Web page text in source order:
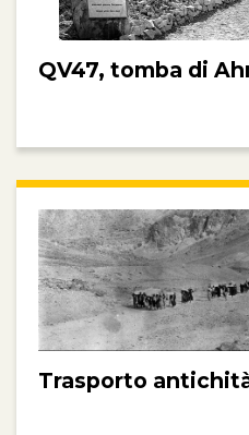
QV47, tomba di
Trasporto